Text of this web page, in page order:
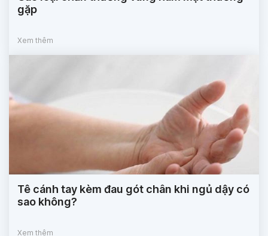
gặp
Xem thêm
Tê cánh tay kèm đau gót chân khi ngủ dậy có
sao không?
Xem thêm